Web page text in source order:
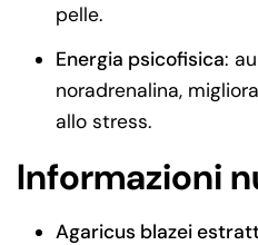
pelle.
Energia psicofisica:
noradrenalina,
allo stress.
Informazioni
Agaricus blazei